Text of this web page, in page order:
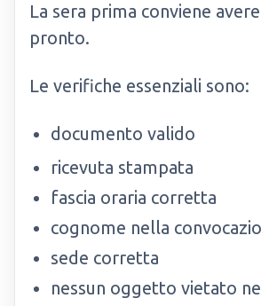
La sera prima conviene
pronto.
Le verifiche essenziali sono:
documento valido
ricevuta stampata
fascia oraria corretta
cognome nella
sede corretta
nessun oggetto vietato